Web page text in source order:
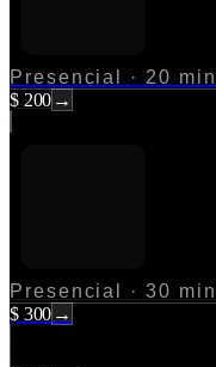
Presencial · 20 min
$ 200 →
Presencial · 30 min
$ 300 →